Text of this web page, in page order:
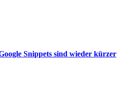
Snippets sind wieder kürzer